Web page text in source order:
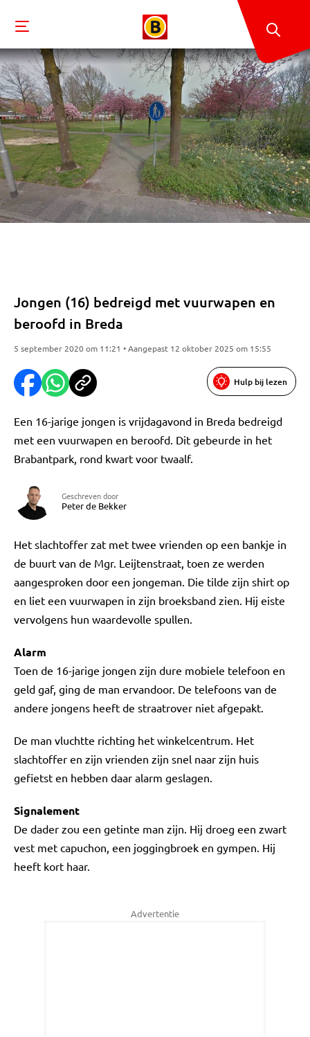
Jongen (16) bedreigd met vuurwapen en
beroofd in Breda
5 september 2020 om 11:21 • Aangepast 12 oktober 2025 om 15:55
Hulp bij lezen
Een 16-jarige jongen is vrijdagavond in Breda bedreigd
met een vuurwapen en beroofd. Dit gebeurde in het
Brabantpark, rond kwart voor twaalf.
Geschreven door
Peter de Bekker
Het slachtoffer zat met twee vrienden op een bankje in
de buurt van de Mgr. Leijtenstraat, toen ze werden
aangesproken door een jongeman. Die tilde zijn shirt op
en liet een vuurwapen in zijn broeksband zien. Hij eiste
vervolgens hun waardevolle spullen.
Alarm
Toen de 16-jarige jongen zijn dure mobiele telefoon en
geld gaf, ging de man ervandoor. De telefoons van de
andere jongens heeft de straatrover niet afgepakt.
De man vluchtte richting het winkelcentrum. Het
slachtoffer en zijn vrienden zijn snel naar zijn huis
gefietst en hebben daar alarm geslagen.
Signalement
De dader zou een getinte man zijn. Hij droeg een zwart
vest met capuchon, een joggingbroek en gympen. Hij
heeft kort haar.
Advertentie